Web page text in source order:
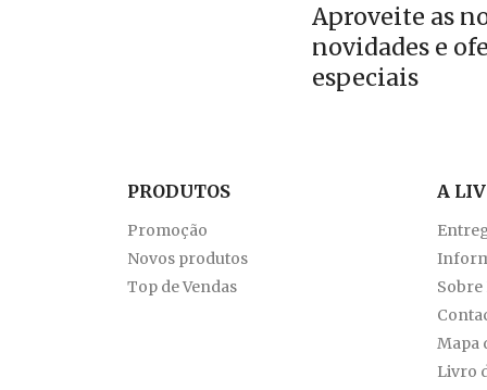
Aproveite as
novidades e
especiais
PRODUTOS
Promoção
Novos produtos
Top de Vendas
A
Sobre
Mapa
Livro